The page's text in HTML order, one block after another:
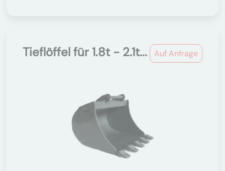
Auf Anfrage
Tieflöffel für 1.8t - 2.1t...